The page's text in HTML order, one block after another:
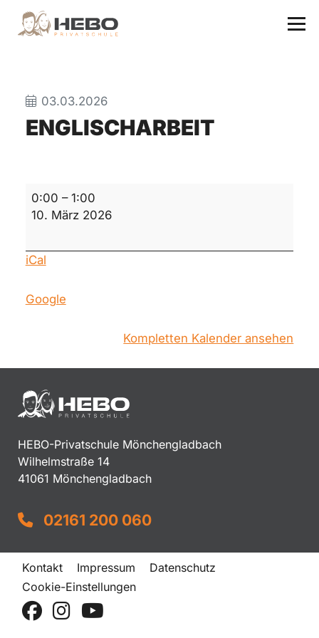
03.03.2026
ENGLISCHARBEIT
Englischarbeit
0:00 – 1:00
10. März 2026
iCal
Google
Kompletten Kalender ansehen
HEBO-Privatschule Mönchengladbach
Wilhelmstraße 14
41061 Mönchengladbach
02161 200 060
Kontakt Impressum
Datenschutz
Cookie-Einstellungen